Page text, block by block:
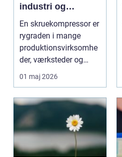
industri og
værksted
En skruekompressor er
rygraden i mange
produktionsvirksomhe
der, værksteder og
autohuse. Den leverer
01 maj 2026